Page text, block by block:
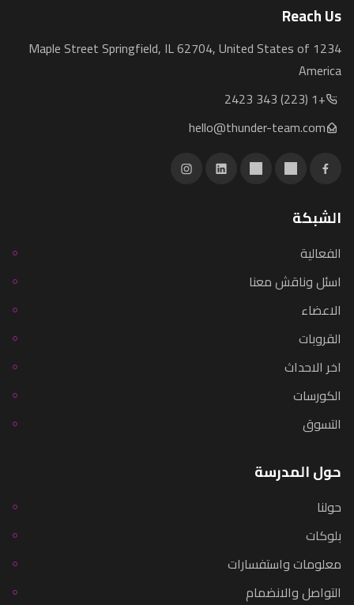
الشبكة
الفعالية
اسئل وناقش معنا
الاعضاء
القروبات
اخر الاحداث
الكورسات
التسوق
حول المدرسة
حولنا
بلوكات
معلومات واستفسارات
التواصل والانضمام
Reach Us
1234 Maple Street Springfield, IL 62704, United States of
America
+1 (223) 343 2423
hello@thunder-team.com